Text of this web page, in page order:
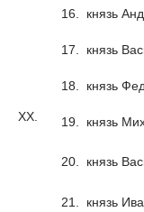
XX.
16. князь
17. князь
18. князь
19. князь
20. князь
21. князь